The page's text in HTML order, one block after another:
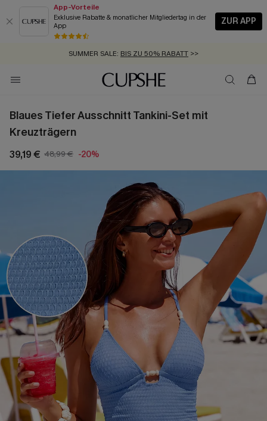
App-Vorteile
Exklusive Rabatte & monatlicher Mitgliedertag in der
App
ZUR APP
GRATIS MASSBAND MIT JEDEM SCHNELLVERSAND-ARTIKEL >>
SUMMER SALE: BIS ZU 50% RABATT >>
ZUM NEWSLETTER:BIS ZU -20% EXTRA ERHALTEN
KOSTENLOSER VERSAND AB 89 €
Blaues Tiefer Ausschnitt Tankini-Set mit
Kreuzträgern
39,19 € 48,99 € -20%